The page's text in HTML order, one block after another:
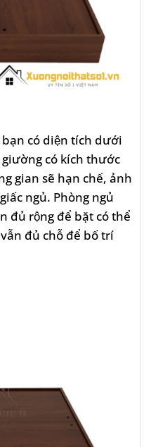
có diện tích dưới
có kích thước
gian sẽ hạn chế, ảnh
ngủ. Phòng ngủ
đủ rộng để bặt có thể
đủ chỗ để bố trí